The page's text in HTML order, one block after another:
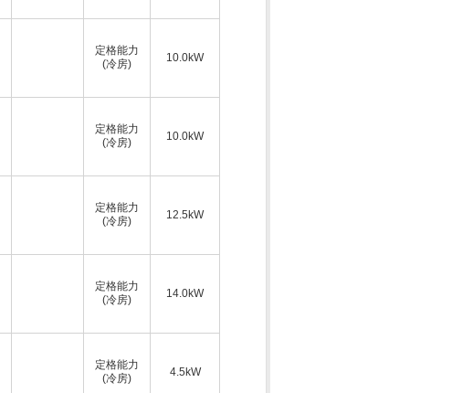
定格能力
(冷房)
10.0kW
定格能力
(冷房)
10.0kW
定格能力
(冷房)
12.5kW
定格能力
(冷房)
14.0kW
定格能力
(冷房)
4.5kW